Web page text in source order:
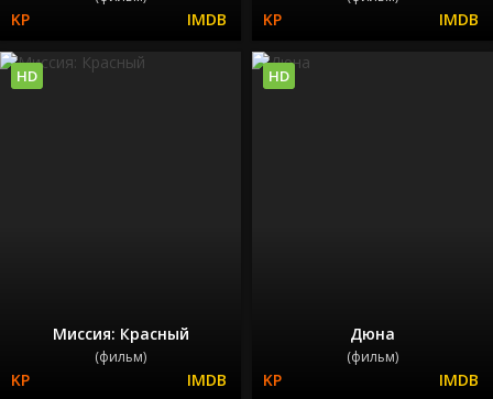
Миссия: Красный
(фильм)
HD
Дюна
(фильм)
HD